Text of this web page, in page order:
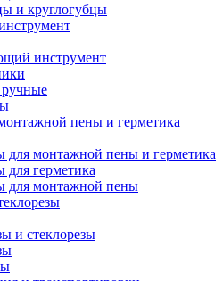
и круглогубцы
инструмент
пены и герметика
для монтажной пены и герметика
для герметика
для монтажной пены
и стеклорезы